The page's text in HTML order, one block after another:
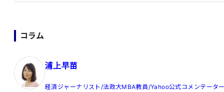
コラム
浦上早苗
経済ジャーナリスト/法政大MBA教員/Yahoo公式コメンテータ